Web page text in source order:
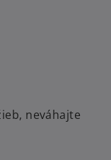
neváhajte